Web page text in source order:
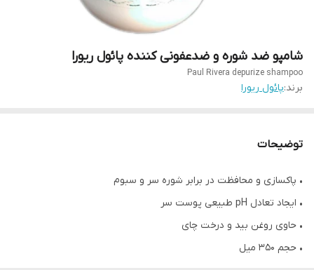
شامپو ضد شوره و ضدعفونی کننده پائول ریورا
Paul Rivera depurize shampoo
برند:پائول ریورا
توضیحات
• پاکسازی و محافظت در برابر شوره سر و سبوم
• ایجاد تعادل pH طبیعی پوست سر
• حاوی روغن بید و درخت چای
• حجم ۳۵۰ میل